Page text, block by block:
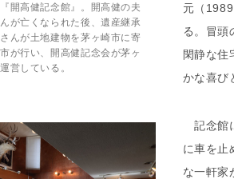
開高健記念館』。開高健の夫
が亡くなられた後、遺産継承
んが土地建物を茅ヶ崎市に寄
が行い、開高健記念会が茅ヶ
営している。
元（
る。冒頭
閑静な住
かな喜び
記念館
に車を止
な一軒家